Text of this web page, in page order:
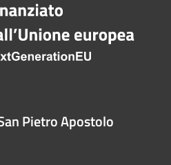
Pietro Apostolo